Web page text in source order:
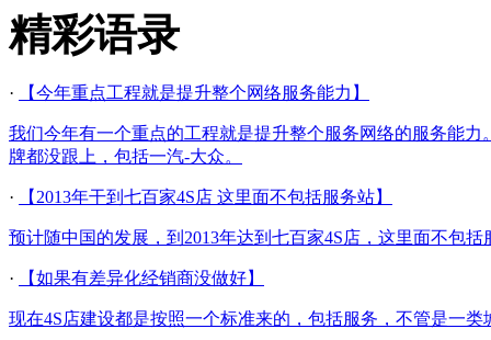
精彩语录
· 【今年重点工程就是提升整个网络服务能力】
我们今年有一个重点的工程就是提升整个服务网络的服务能
牌都没跟上，包括一汽-大众。
· 【2013年干到七百家4S店 这里面不包括服务站】
预计随中国的发展，到2013年达到七百家4S店，这里面不包括
· 【如果有差异化经销商没做好】
现在4S店建设都是按照一个标准来的，包括服务，不管是一